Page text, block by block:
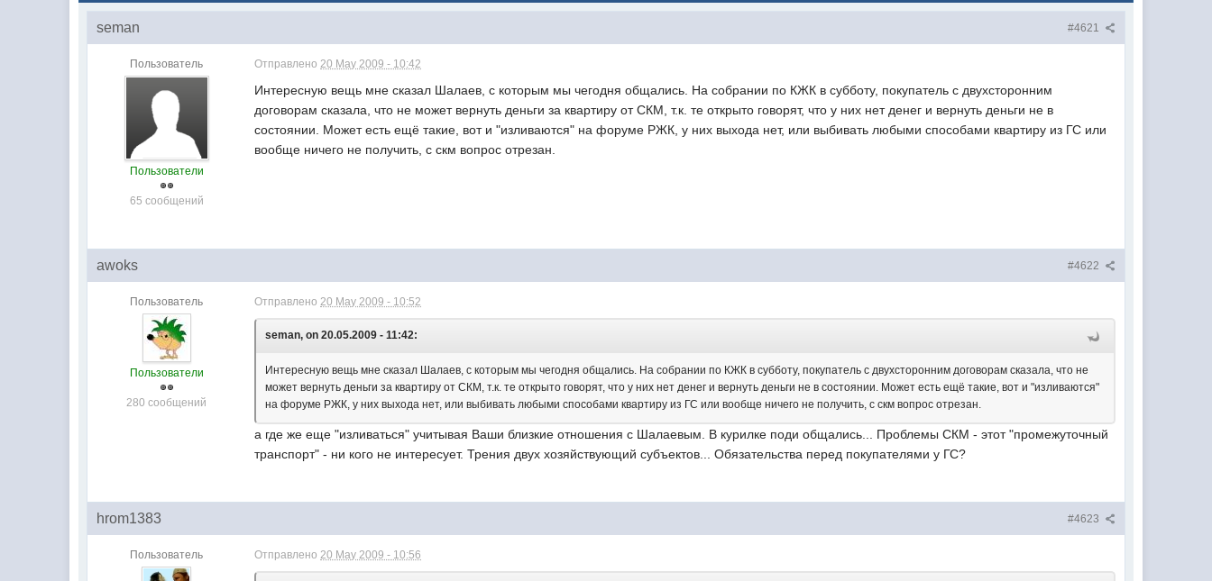
#4621
seman
Пользователь
Пользователи
65 сообщений
Отправлено20 May 2009 - 10:42
Интересную вещь мне сказал Шалаев, с которым мы чегодня общались. На собрании по КЖК в субботу, покупатель с двухсторонним
договорам сказала, что не может вернуть деньги за квартиру от СКМ, т.к. те открыто говорят, что у них нет денег и вернуть деньги не в
состоянии. Может есть ещё такие, вот и "изливаются" на форуме РЖК, у них выхода нет, или выбивать любыми способами квартиру из ГС или
вообще ничего не получить, с скм вопрос отрезан.
#4622
awoks
Пользователь
Пользователи
280 сообщений
Отправлено20 May 2009 - 10:52
seman, on 20.05.2009 - 11:42:
Интересную вещь мне сказал Шалаев, с которым мы чегодня общались. На собрании по КЖК в субботу, покупатель с двухсторонним договорам сказала, что не
может вернуть деньги за квартиру от СКМ, т.к. те открыто говорят, что у них нет денег и вернуть деньги не в состоянии. Может есть ещё такие, вот и "изливаются"
на форуме РЖК, у них выхода нет, или выбивать любыми способами квартиру из ГС или вообще ничего не получить, с скм вопрос отрезан.
а где же еще "изливаться" учитывая Ваши близкие отношения с Шалаевым. В курилке поди общались... Проблемы СКМ - этот "промежуточный
транспорт" - ни кого не интересует. Трения двух хозяйствующий субъектов... Обязательства перед покупателями у ГС?
#4623
hrom1383
Пользователь Отправлено20 May 2009 - 10:56